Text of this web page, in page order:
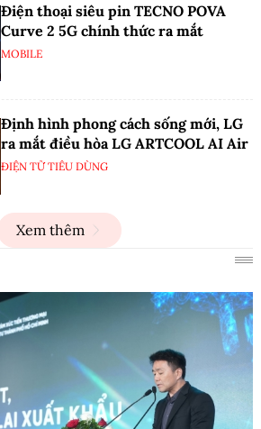
Điện thoại siêu pin TECNO POVA
Curve 2 5G chính thức ra mắt
MOBILE
Định hình phong cách sống mới, LG
ra mắt điều hòa LG ARTCOOL AI Air
ĐIỆN TỬ TIÊU DÙNG
Xem thêm